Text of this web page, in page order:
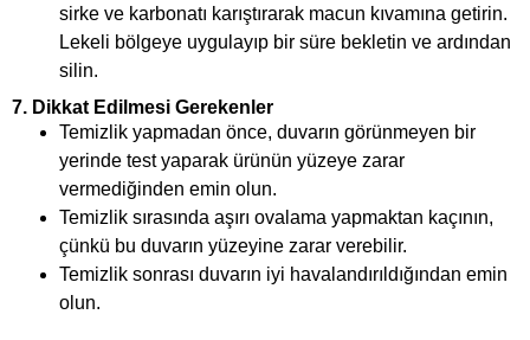
sirke ve karbonatı karıştırarak macun kıvamına getirin.
Lekeli bölgeye uygulayıp bir süre bekletin ve ardından
silin.
7. Dikkat Edilmesi Gerekenler
Temizlik yapmadan önce, duvarın görünmeyen bir
yerinde test yaparak ürünün yüzeye zarar
vermediğinden emin olun.
Temizlik sırasında aşırı ovalama yapmaktan kaçının,
çünkü bu duvarın yüzeyine zarar verebilir.
Temizlik sonrası duvarın iyi havalandırıldığından emin
olun.